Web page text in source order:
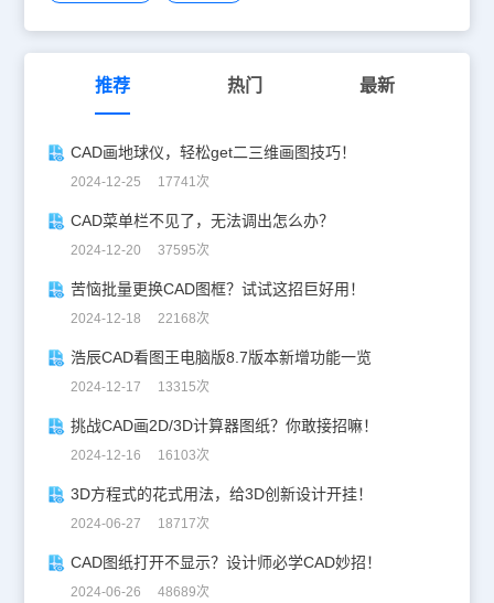
推荐 热门 最新
CAD画地球仪，轻松get二三维画图技巧！
2024-12-25 17741次
CAD菜单栏不见了，无法调出怎么办？
2024-12-20 37595次
苦恼批量更换CAD图框？试试这招巨好用！
2024-12-18 22168次
浩辰CAD看图王电脑版8.7版本新增功能一览
2024-12-17 13315次
挑战CAD画2D/3D计算器图纸？你敢接招嘛！
2024-12-16 16103次
3D方程式的花式用法，给3D创新设计开挂！
2024-06-27 18717次
CAD图纸打开不显示？设计师必学CAD妙招！
2024-06-26 48689次